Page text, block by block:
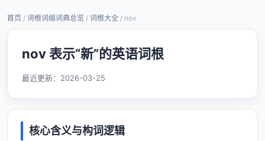
首页 / 词根词缀词典总览 / 词根大全 / nov
nov 表示“新”的英语词根
最近更新： 2026-03-25
核心含义与构词逻辑